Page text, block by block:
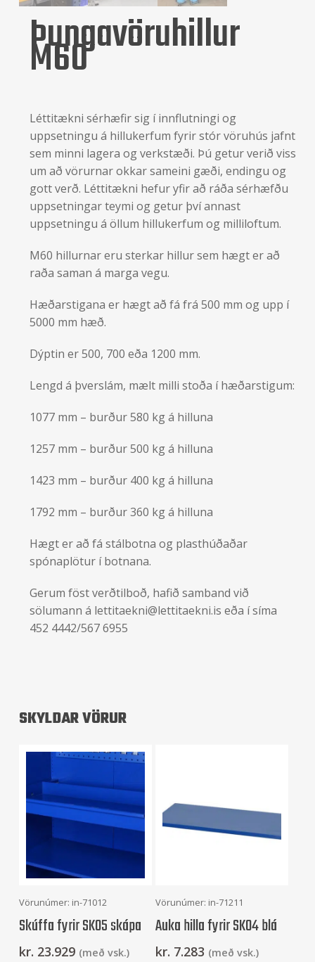
Þungavöruhillur
M60
Léttitækni sérhæfir sig í innflutningi og
uppsetningu á hillukerfum fyrir stór vöruhús jafnt
sem minni lagera og verkstæði. Þú getur verið viss
um að vörurnar okkar sameini gæði, endingu og
gott verð. Léttitækni hefur yfir að ráða sérhæfðu
uppsetningar teymi og getur því annast
uppsetningu á öllum hillukerfum og milliloftum.
M60 hillurnar eru sterkar hillur sem hægt er að
raða saman á marga vegu.
Hæðarstigana er hægt að fá frá 500 mm og upp í
5000 mm hæð.
Dýptin er 500, 700 eða 1200 mm.
Lengd á þverslám, mælt milli stoða í hæðarstigum:
1077 mm – burður 580 kg á hilluna
1257 mm – burður 500 kg á hilluna
1423 mm – burður 400 kg á hilluna
1792 mm – burður 360 kg á hilluna
Hægt er að fá stálbotna og plasthúðaðar
spónaplötur í botnana.
Gerum föst verðtilboð, hafið samband við
sölumann á lettitaekni@lettitaekni.is eða í síma
452 4442/567 6955
SKYLDAR VÖRUR
Setja Í Körfu
Vörunúmer: in-71012
Skúffa fyrir SK05 skápa
kr. 23.929 (með vsk.)
Setja Í Körfu
Vörunúmer: in-71211
Auka hilla fyrir SK04 blá
kr. 7.283 (með vsk.)